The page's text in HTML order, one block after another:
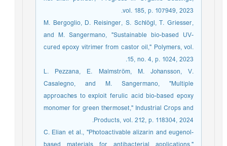
vol. 185, p. 107949, 2023.
M. Bergoglio, D. Reisinger, S. Schlögl, T. Griesser,
and M. Sangermano, "Sustainable bio-based UV-
cured epoxy vitrimer from castor oil," Polymers, vol.
15, no. 4, p. 1024, 2023.
L. Pezzana, E. Malmström, M. Johansson, V.
Casalegno, and M. Sangermano, "Multiple
approaches to exploit ferulic acid bio-based epoxy
monomer for green thermoset," Industrial Crops and
Products, vol. 212, p. 118304, 2024.
C. Elian et al., "Photoactivable alizarin and eugenol-